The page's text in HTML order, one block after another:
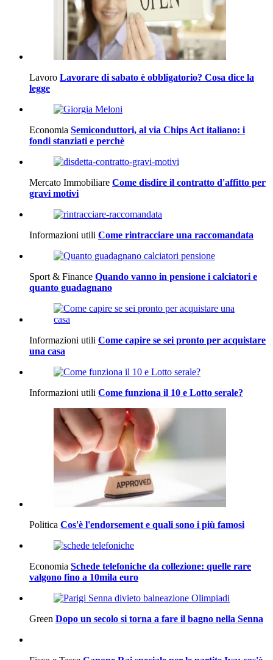
Lavoro Lavorare di sabato è obbligatorio? Cosa dice la
legge
Economia Semiconduttori, al via Chips Act italiano: i
fondi stanziati e perchè
Mercato Immobiliare Come disdire il contratto d'affitto per
gravi motivi
Informazioni utili Come rintracciare una raccomandata
Sport & Finance Quando vanno in pensione i calciatori e
quanto guadagnano
Informazioni utili Come capire se sei pronto per acquistare
una casa
Informazioni utili Come funziona il 10 e Lotto serale?
Politica Cos'è l'endorsement e quali sono i più famosi
Economia Schede telefoniche da collezione: quelle rare
valgono fino a 10mila euro
Green Dopo un secolo si torna a fare il bagno nella Senna